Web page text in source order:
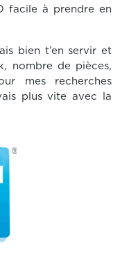
facile à prendre en
bien t’en servir et
nombre de pièces,
mes recherches
plus vite avec la